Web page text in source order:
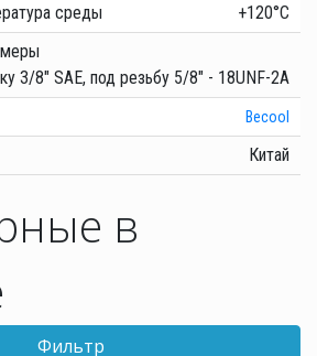
среды
+120°С
3/8" SAE, под резьбу 5/8" - 18UNF-2A
Becool
Китай
в
Фильтр